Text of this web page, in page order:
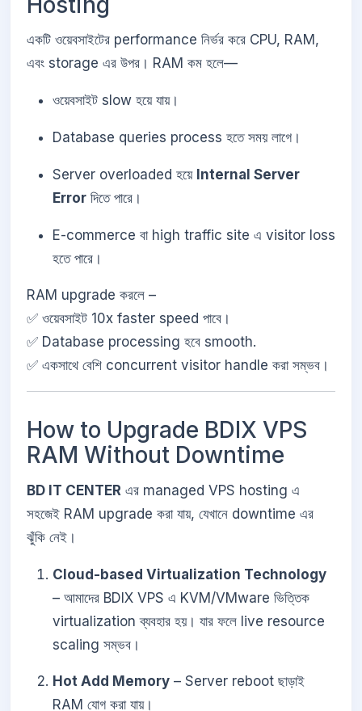
একটি ওয়েবসাইটের performance নির্ভর করে CPU, RAM,
এবং storage এর উপর। RAM কম হলে—
ওয়েবসাইট slow হয়ে যায়।
Database queries process হতে সময় লাগে।
Server overloaded হয়ে Internal Server
Error দিতে পারে।
E-commerce বা high traffic site এ visitor loss
হতে পারে।
RAM upgrade করলে –
✅ ওয়েবসাইট 10x faster speed পাবে।
✅ Database processing হবে smooth.
✅ একসাথে বেশি concurrent visitor handle করা সম্ভব।
How to Upgrade BDIX VPS
RAM Without Downtime
BD IT CENTER এর managed VPS hosting এ
সহজেই RAM upgrade করা যায়, যেখানে downtime এর
ঝুঁকি নেই।
Cloud-based Virtualization Technology
– আমাদের BDIX VPS এ KVM/VMware ভিত্তিক
virtualization ব্যবহার হয়। যার ফলে live resource
scaling সম্ভব।
Hot Add Memory – Server reboot ছাড়াই
RAM যোগ করা যায়।